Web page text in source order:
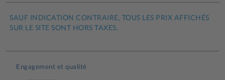
SAUF INDICATION CONTRAIRE, TOUS LES PRIX AFFICHÉS
SUR LE SITE SONT HORS TAXES.
Engagement et qualité